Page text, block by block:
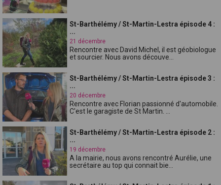
St-Barthélémy / St-Martin-Lestra épisode 4 :
...
21 décembre
Rencontre avec David Michel, il est géobiologue
et sourcier. Nous avons découve...
St-Barthélémy / St-Martin-Lestra épisode 3 :
...
20 décembre
Rencontre avec Florian passionné d'automobile.
C'est le garagiste de St Martin. ...
St-Barthélémy / St-Martin-Lestra épisode 2 :
...
19 décembre
A la mairie, nous avons rencontré Aurélie, une
secrétaire au top qui connait bie...